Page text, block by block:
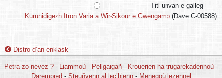
Titl unvan e galleg
Kurunidigezh Itron Varia a Wir-Sikour e Gwengamp (Dave C-00588)
Distro d’an enklask
Petra zo nevez ? - Liammoù - Pellgargañ - Krouerien ha trugarekadennoù -
Darempred - Steuñvenn al lec’hienn- Menegoù lezennel